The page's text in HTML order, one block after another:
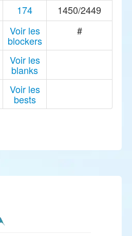
174
1450/2449
Voir les
blockers
#
Voir les
blanks
Voir les
bests